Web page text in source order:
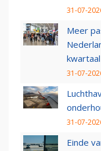
31-07-
Meer
kwartaal
31-07-
31-07-
Einde